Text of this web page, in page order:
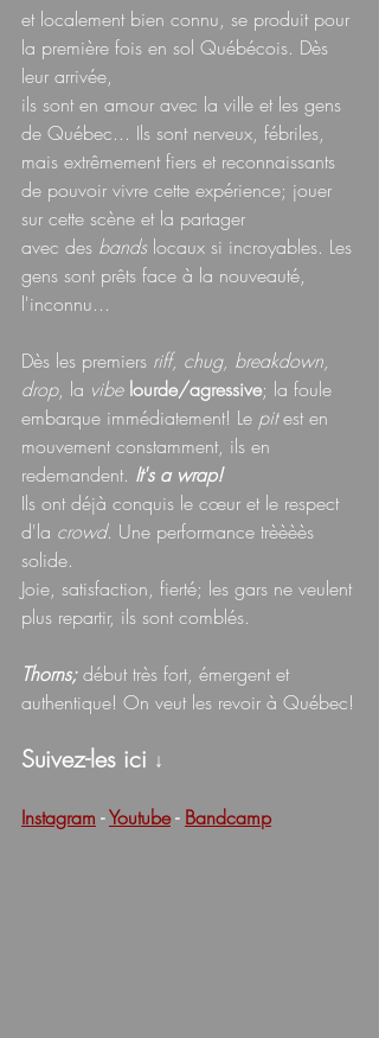
et localement bien connu, se produit pour
la première fois en sol Québécois. Dès
leur arrivée,
ils sont en amour avec la ville et les gens
de Québec... Ils sont nerveux, fébriles,
mais extrêmement fiers et reconnaissants
de pouvoir vivre cette expérience; jouer
sur cette scène et la partager
avec des bands locaux si incroyables. Les
gens sont prêts face à la nouveauté,
l'inconnu...
Dès les premiers riff, chug, breakdown,
drop, la vibe lourde/agressive; la foule
embarque immédiatement! Le pit est en
mouvement constamment, ils en
redemandent. It's a wrap!
Ils ont déjà conquis le cœur et le respect
d'la crowd. Une performance trèèèès
solide.
Joie, satisfaction, fierté; les gars ne veulent
plus repartir, ils sont comblés.
Thorns; début très fort, émergent et
authentique! On veut les revoir à Québec!
Suivez-les ici ↓
Instagram - Youtube - Bandcamp